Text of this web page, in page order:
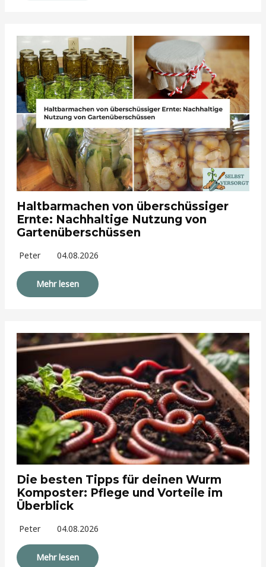
Haltbarmachen von überschüssiger
Ernte: Nachhaltige Nutzung von
Gartenüberschüssen
Peter 04.08.2026
Mehr lesen
Die besten Tipps für deinen Wurm
Komposter: Pflege und Vorteile im
Überblick
Peter 04.08.2026
Mehr lesen